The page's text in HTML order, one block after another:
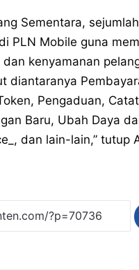
Sementara,
PLN Mobile guna
kenyamanan
diantaranya
Pengaduan,
Baru, Ubah Daya
dan lain-lain,” tutup